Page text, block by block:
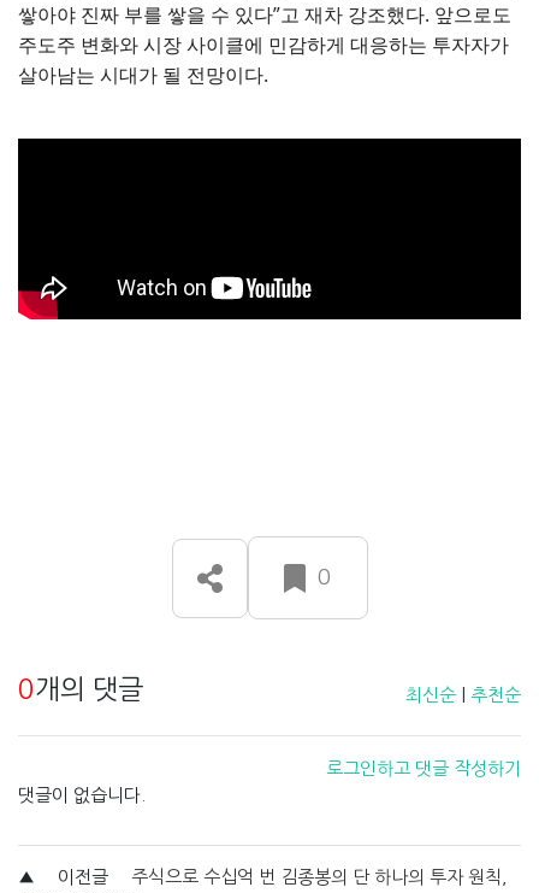
쌓아야 진짜 부를 쌓을 수 있다”고 재차 강조했다. 앞으로도
주도주 변화와 시장 사이클에 민감하게 대응하는 투자자가
살아남는 시대가 될 전망이다.
0
0개의 댓글 최신순 추천순
로그인하고 댓글 작성하기
댓글이 없습니다.
▲ 이전글
주식으로 수십억 번 김종봉의 단 하나의 투자 원칙,